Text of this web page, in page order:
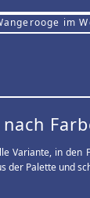
im
nach
Variante, in den
der Palette und